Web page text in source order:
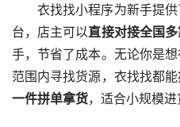
衣找找小程序为新手提
台，店主可以直接对接全国
手，节省了成本。无论你是
范围内寻找货源，衣找找都
一件拼单拿货，适合小规模进